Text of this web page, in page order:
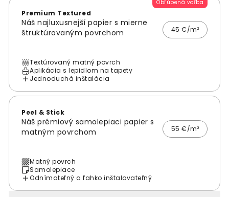
Obľúbená voľba
Premium Textured
Náš najluxusnejší papier s mierne
štruktúrovaným povrchom
45 €/m²
Textúrovaný matný povrch
Aplikácia s lepidlom na tapety
Jednoduchá inštalácia
Peel & Stick
Náš prémiový samolepiaci papier s
matným povrchom
55 €/m²
Matný povrch
Samolepiace
Odnímateľný a ľahko inštalovateľný